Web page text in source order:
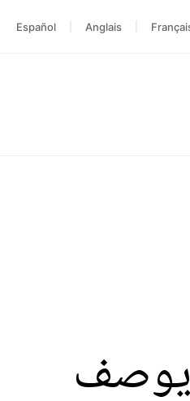
Anglais
Español